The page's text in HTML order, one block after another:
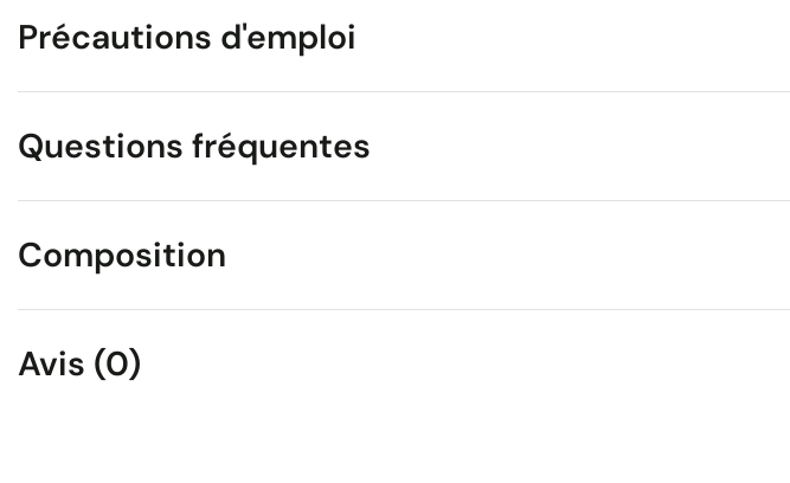
Précautions d'emploi
Questions fréquentes
Composition
Avis (0)